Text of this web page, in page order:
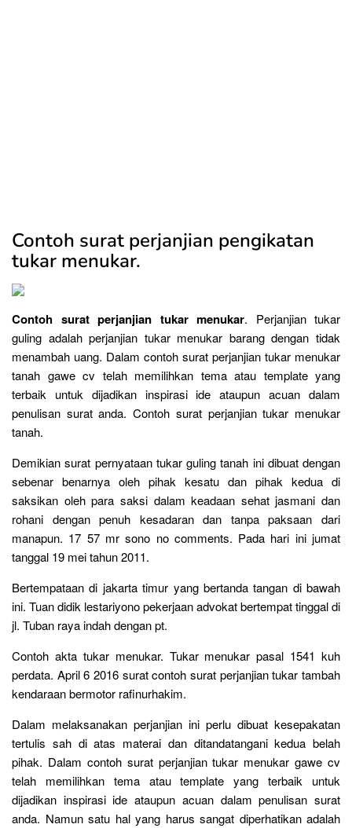
Contoh surat perjanjian pengikatan
tukar menukar.
Contoh surat perjanjian tukar menukar. Perjanjian tukar
guling adalah perjanjian tukar menukar barang dengan tidak
menambah uang. Dalam contoh surat perjanjian tukar menukar
tanah gawe cv telah memilihkan tema atau template yang
terbaik untuk dijadikan inspirasi ide ataupun acuan dalam
penulisan surat anda. Contoh surat perjanjian tukar menukar
tanah.
Demikian surat pernyataan tukar guling tanah ini dibuat dengan
sebenar benarnya oleh pihak kesatu dan pihak kedua di
saksikan oleh para saksi dalam keadaan sehat jasmani dan
rohani dengan penuh kesadaran dan tanpa paksaan dari
manapun. 17 57 mr sono no comments. Pada hari ini jumat
tanggal 19 mei tahun 2011.
Bertempataan di jakarta timur yang bertanda tangan di bawah
ini. Tuan didik lestariyono pekerjaan advokat bertempat tinggal di
jl. Tuban raya indah dengan pt.
Contoh akta tukar menukar. Tukar menukar pasal 1541 kuh
perdata. April 6 2016 surat contoh surat perjanjian tukar tambah
kendaraan bermotor rafinurhakim.
Dalam melaksanakan perjanjian ini perlu dibuat kesepakatan
tertulis sah di atas materai dan ditandatangani kedua belah
pihak. Dalam contoh surat perjanjian tukar menukar gawe cv
telah memilihkan tema atau template yang terbaik untuk
dijadikan inspirasi ide ataupun acuan dalam penulisan surat
anda. Namun satu hal yang harus sangat diperhatikan adalah